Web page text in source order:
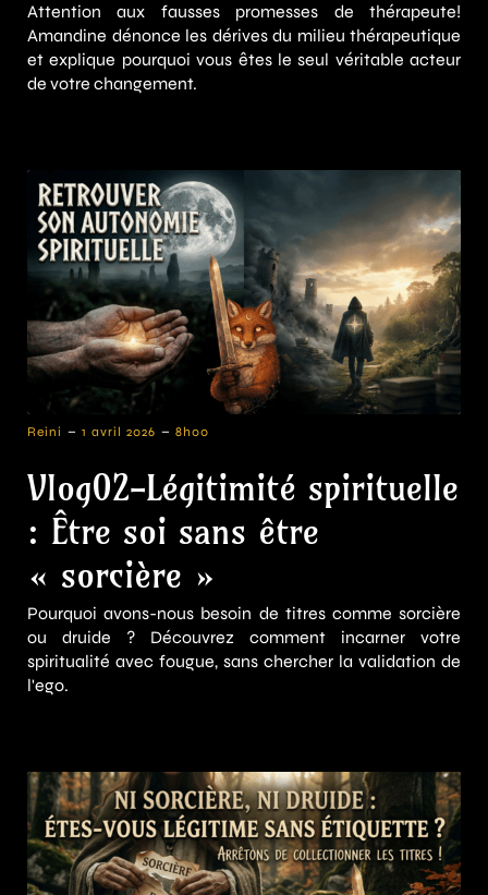
Attention aux fausses promesses de thérapeute!
Amandine dénonce les dérives du milieu thérapeutique
et explique pourquoi vous êtes le seul véritable acteur
de votre changement.
Reini - 1 avril 2026 - 8h00
Vlog02-Légitimité spirituelle
: Être soi sans être
« sorcière »
Pourquoi avons-nous besoin de titres comme sorcière
ou druide ? Découvrez comment incarner votre
spiritualité avec fougue, sans chercher la validation de
l'ego.